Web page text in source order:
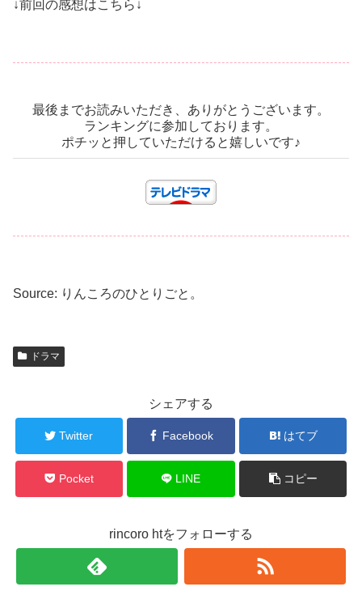
↓前回の感想はこちら↓
最後までお読みいただき、ありがとうございます。
ランキングに参加しております。
ポチッと押していただけると嬉しいです♪
Source: りんころのひとりごと。
ドラマ
シェアする
Twitter Facebook はてブ
Pocket LINE コピー
rincoro htをフォローする